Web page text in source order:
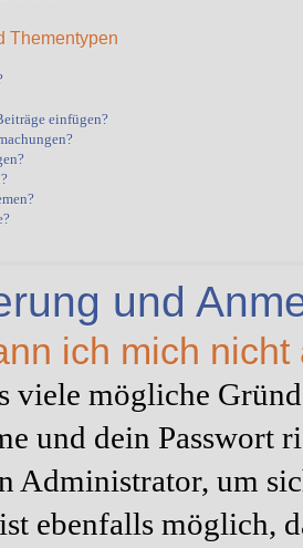
Thementypen
einfügen?
und
ich mich nicht
viele mögliche
und dein Passwort
Administrator, um
ebenfalls möglich,